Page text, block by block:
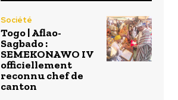
Société
Togo | Aflao-
Sagbado :
SEMEKONAWO IV
officiellement
reconnu chef de
canton